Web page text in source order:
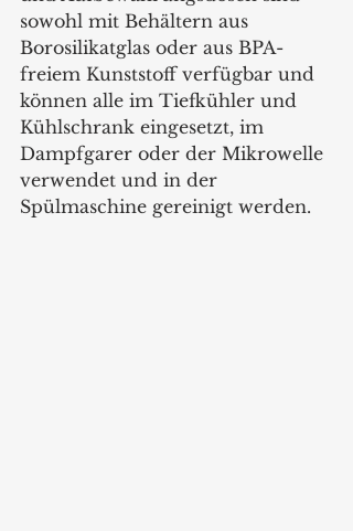
sowohl mit Behältern aus
Borosilikatglas oder aus BPA-
freiem Kunststoff verfügbar und
können alle im Tiefkühler und
Kühlschrank eingesetzt, im
Dampfgarer oder der Mikrowelle
verwendet und in der
Spülmaschine gereinigt werden.